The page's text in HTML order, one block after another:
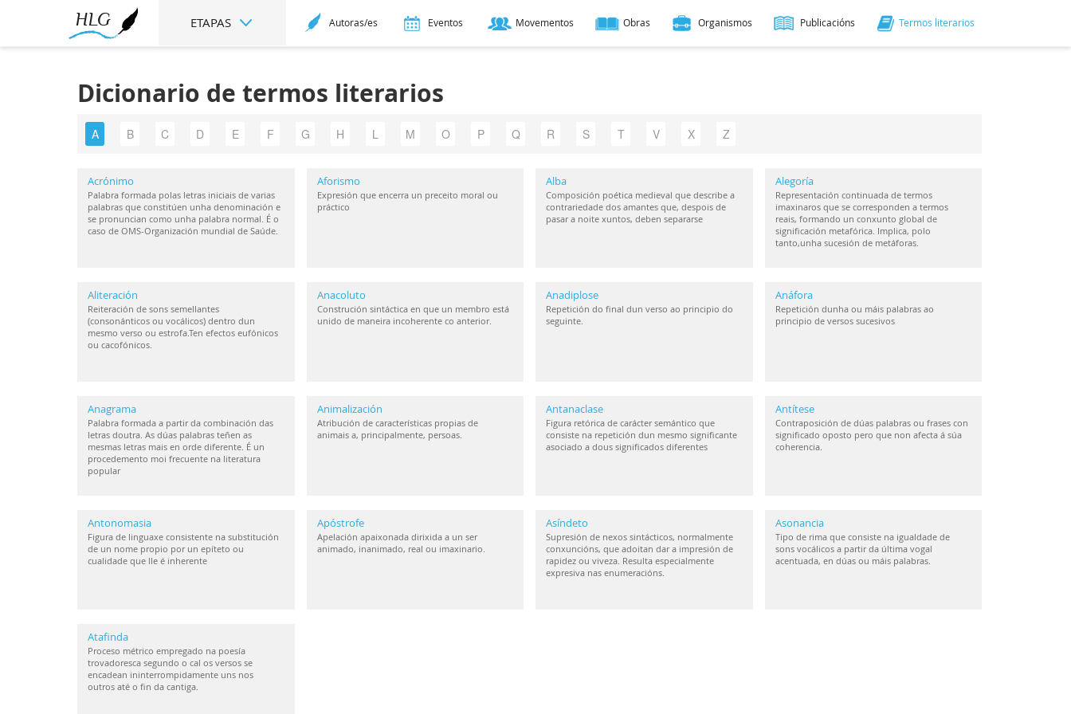
ETAPAS Autoras/es Eventos Movementos Obras Organismos Publicacións Termos literarios
Dicionario de termos literarios
A B C D E F G H L M O P Q R S T V X Z
Acrónimo
Palabra formada polas letras iniciais de varias
palabras que constitúen unha denominación e
se pronuncian como unha palabra normal. É o
caso de OMS-Organización mundial de Saúde.
Aforismo
Expresión que encerra un preceito moral ou
práctico
Alba
Composición poética medieval que describe a
contrariedade dos amantes que, despois de
pasar a noite xuntos, deben separarse
Alegoría
Representación continuada de termos
imaxinaros que se corresponden a termos
reais, formando un conxunto global de
significación metafórica. Implica, polo
tanto,unha sucesión de metáforas.
Aliteración
Reiteración de sons semellantes
(consonánticos ou vocálicos) dentro dun
mesmo verso ou estrofa.Ten efectos eufónicos
ou cacofónicos.
Anacoluto
Construción sintáctica en que un membro está
unido de maneira incoherente co anterior.
Anadiplose
Repetición do final dun verso ao principio do
seguinte.
Anáfora
Repetición dunha ou máis palabras ao
principio de versos sucesivos
Anagrama
Palabra formada a partir da combinación das
letras doutra. As dúas palabras teñen as
mesmas letras mais en orde diferente. É un
procedemento moi frecuente na literatura
popular
Animalización
Atribución de características propias de
animais a, principalmente, persoas.
Antanaclase
Figura retórica de carácter semántico que
consiste na repetición dun mesmo significante
asociado a dous significados diferentes
Antítese
Contraposición de dúas palabras ou frases con
significado oposto pero que non afecta á súa
coherencia.
Antonomasia
Figura de linguaxe consistente na substitución
de un nome propio por un epíteto ou
cualidade que lle é inherente
Apóstrofe
Apelación apaixonada dirixida a un ser
animado, inanimado, real ou imaxinario.
Asíndeto
Supresión de nexos sintácticos, normalmente
conxuncións, que adoitan dar a impresión de
rapidez ou viveza. Resulta especialmente
expresiva nas enumeracións.
Asonancia
Tipo de rima que consiste na igualdade de
sons vocálicos a partir da última vogal
acentuada, en dúas ou máis palabras.
Atafinda
Proceso métrico empregado na poesía
trovadoresca segundo o cal os versos se
encadean ininterrompidamente uns nos
outros até o fin da cantiga.